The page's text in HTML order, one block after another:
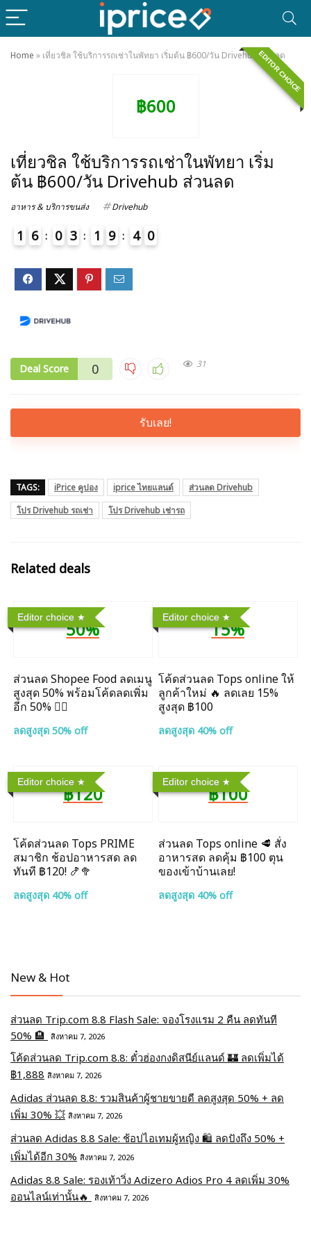
Home » เที่ยวชิล ใช้บริการรถเช่าในพัทยา เริ่มต้น ฿600/วัน Drivehub ส่วนลด
EDITOR CHOICE
฿600
เที่ยวชิล ใช้บริการรถเช่าในพัทยา เริ่ม
ต้น ฿600/วัน Drivehub ส่วนลด
อาหาร & บริการขนส่ง Drivehub
1 6 0 3 1 9 4 0
Deal Score 0 31
รับเลย!
TAGS: iPrice คูปอง iprice ไทยแลนด์
ส่วนลด Drivehub
โปร Drivehub รถเช่า
โปร Drivehub เช่ารถ
Related deals
Editor choice
50%
ส่วนลด Shopee Food ลดเมนู
สูงสุด 50% พร้อมโค้ดลดเพิ่ม
อีก 50% ❤️‍🔥
ลดสูงสุด 50% off
Editor choice
15%
โค้ดส่วนลด Tops online ให้
ลูกค้าใหม่ 🔥 ลดเลย 15%
สูงสุด ฿100
ลดสูงสุด 40% off
Editor choice
฿120
โค้ดส่วนลด Tops PRIME
สมาชิก ช้อปอาหารสด ลด
ทันที ฿120! 🍤🥦
ลดสูงสุด 40% off
Editor choice
฿100
ส่วนลด Tops online 🥩 สั่ง
อาหารสด ลดคุ้ม ฿100 ตุน
ของเข้าบ้านเลย!
ลดสูงสุด 40% off
New & Hot
ส่วนลด Trip.com 8.8 Flash Sale: จองโรงแรม 2 คืน ลดทันที
50% 🏨 สิงหาคม 7, 2026
โค้ดส่วนลด Trip.com 8.8: ตั๋วฮ่องกงดิสนีย์แลนด์ 🏰 ลดเพิ่มได้
฿1,888 สิงหาคม 7, 2026
Adidas ส่วนลด 8.8: รวมสินค้าผู้ชายขายดี ลดสูงสุด 50% + ลด
เพิ่ม 30% 💥 สิงหาคม 7, 2026
ส่วนลด Adidas 8.8 Sale: ช้อปไอเทมผู้หญิง 🛍️ ลดปังถึง 50% +
เพิ่มได้อีก 30% สิงหาคม 7, 2026
Adidas 8.8 Sale: รองเท้าวิ่ง Adizero Adios Pro 4 ลดเพิ่ม 30%
ออนไลน์เท่านั้น🔥
สิงหาคม 7, 2026